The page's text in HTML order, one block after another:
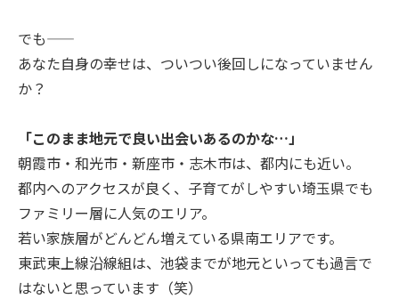
でも——
あなた自身の幸せは、ついつい後回しになっていません
か？
「このまま地元で良い出会いあるのかな…」
朝霞市・和光市・新座市・志木市は、都内にも近い。
都内へのアクセスが良く、子育てがしやすい埼玉県でも
ファミリー層に人気のエリア。
若い家族層がどんどん増えている県南エリアです。
東武東上線沿線組は、池袋までが地元といっても過言で
はないと思っています（笑）